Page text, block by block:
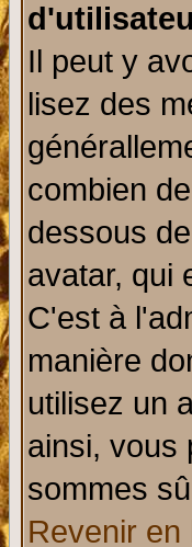
Il peut y
lisez des
combien
dessous
avatar, qui
C'est à
manière
utilisez un
ainsi, vous
sommes
Revenir en